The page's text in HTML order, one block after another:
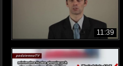
11:39